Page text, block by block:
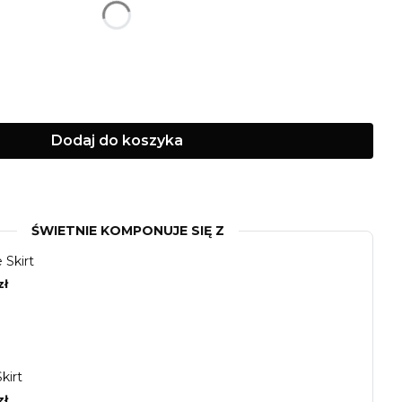
Dodaj do koszyka
ŚWIETNIE KOMPONUJE SIĘ Z
Skirt